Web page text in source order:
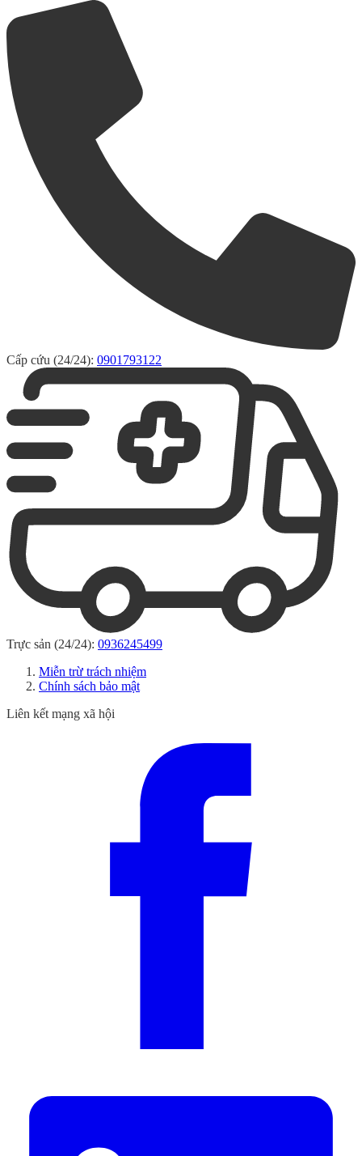
Cấp cứu (24/24): 0901793122
Trực sản (24/24): 0936245499
Miễn trừ trách nhiệm
Chính sách bảo mật
Liên kết mạng xã hội